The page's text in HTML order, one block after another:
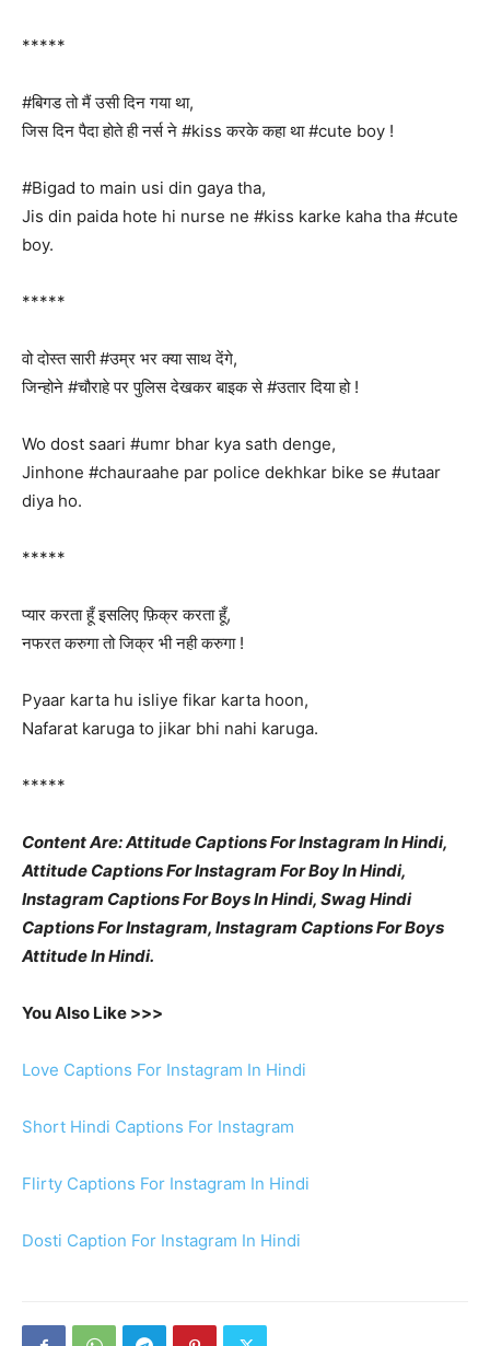
*****
#बिगड तो मैं उसी दिन गया था,
जिस दिन पैदा होते ही नर्स ने #kiss करके कहा था #cute boy !
#Bigad to main usi din gaya tha,
Jis din paida hote hi nurse ne #kiss karke kaha tha #cute
boy.
*****
वो दोस्त सारी #उम्र भर क्या साथ देंगे,
जिन्होने #चौराहे पर पुलिस देखकर बाइक से #उतार दिया हो !
Wo dost saari #umr bhar kya sath denge,
Jinhone #chauraahe par police dekhkar bike se #utaar
diya ho.
*****
प्यार करता हूँ इसलिए फ़िक्र करता हूँ,
नफरत करुगा तो जिक्र भी नही करुगा !
Pyaar karta hu isliye fikar karta hoon,
Nafarat karuga to jikar bhi nahi karuga.
*****
Content Are: Attitude Captions For Instagram In Hindi,
Attitude Captions For Instagram For Boy In Hindi,
Instagram Captions For Boys In Hindi, Swag Hindi
Captions For Instagram, Instagram Captions For Boys
Attitude In Hindi.
You Also Like >>>
Love Captions For Instagram In Hindi
Short Hindi Captions For Instagram
Flirty Captions For Instagram In Hindi
Dosti Caption For Instagram In Hindi